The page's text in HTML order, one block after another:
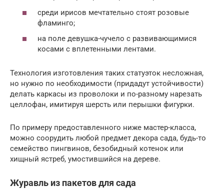
среди ирисов мечтательно стоят розовые
фламинго;
на поле девушка-чучело с развивающимися
косами с вплетенными лентами.
Технология изготовления таких статуэток несложная,
но нужно по необходимости (придадут устойчивости)
делать каркасы из проволоки и по-разному нарезать
целлофан, имитируя шерсть или перышки фигурки.
По примеру предоставленного ниже мастер-класса,
можно соорудить любой предмет декора сада, будь-то
семейство пингвинов, безобидный котенок или
хищный ястреб, умостившийся на дереве.
Журавль из пакетов для сада